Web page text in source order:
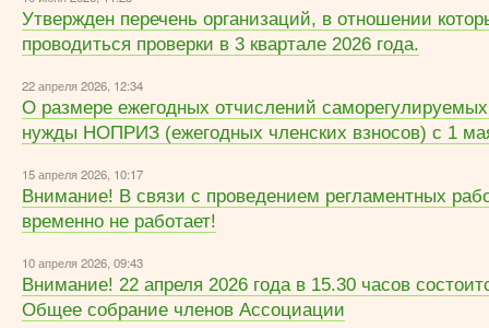
Утвержден перечень организаций, в отношении
проводиться проверки в 3 квартале 2026 года.
22 апреля 2026, 12:34
О размере ежегодных отчислений
нужды НОПРИЗ (ежегодных членских взносов) c 1
15 апреля 2026, 10:17
Внимание! В связи с проведением регламентных
временно не работает!
10 апреля 2026, 09:43
Внимание! 22 апреля 2026 года в 15.30 часов
Общее собрание членов Ассоциации